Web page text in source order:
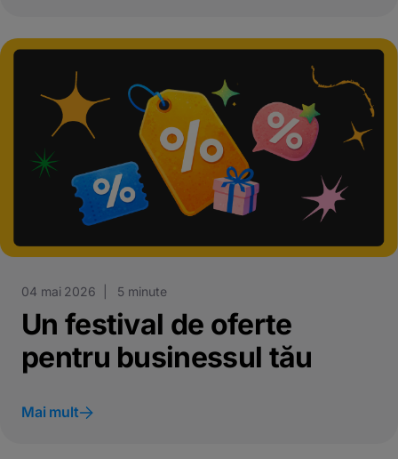
04 mai 2026 | 5 minute
Un festival de oferte
pentru businessul tău
Mai mult